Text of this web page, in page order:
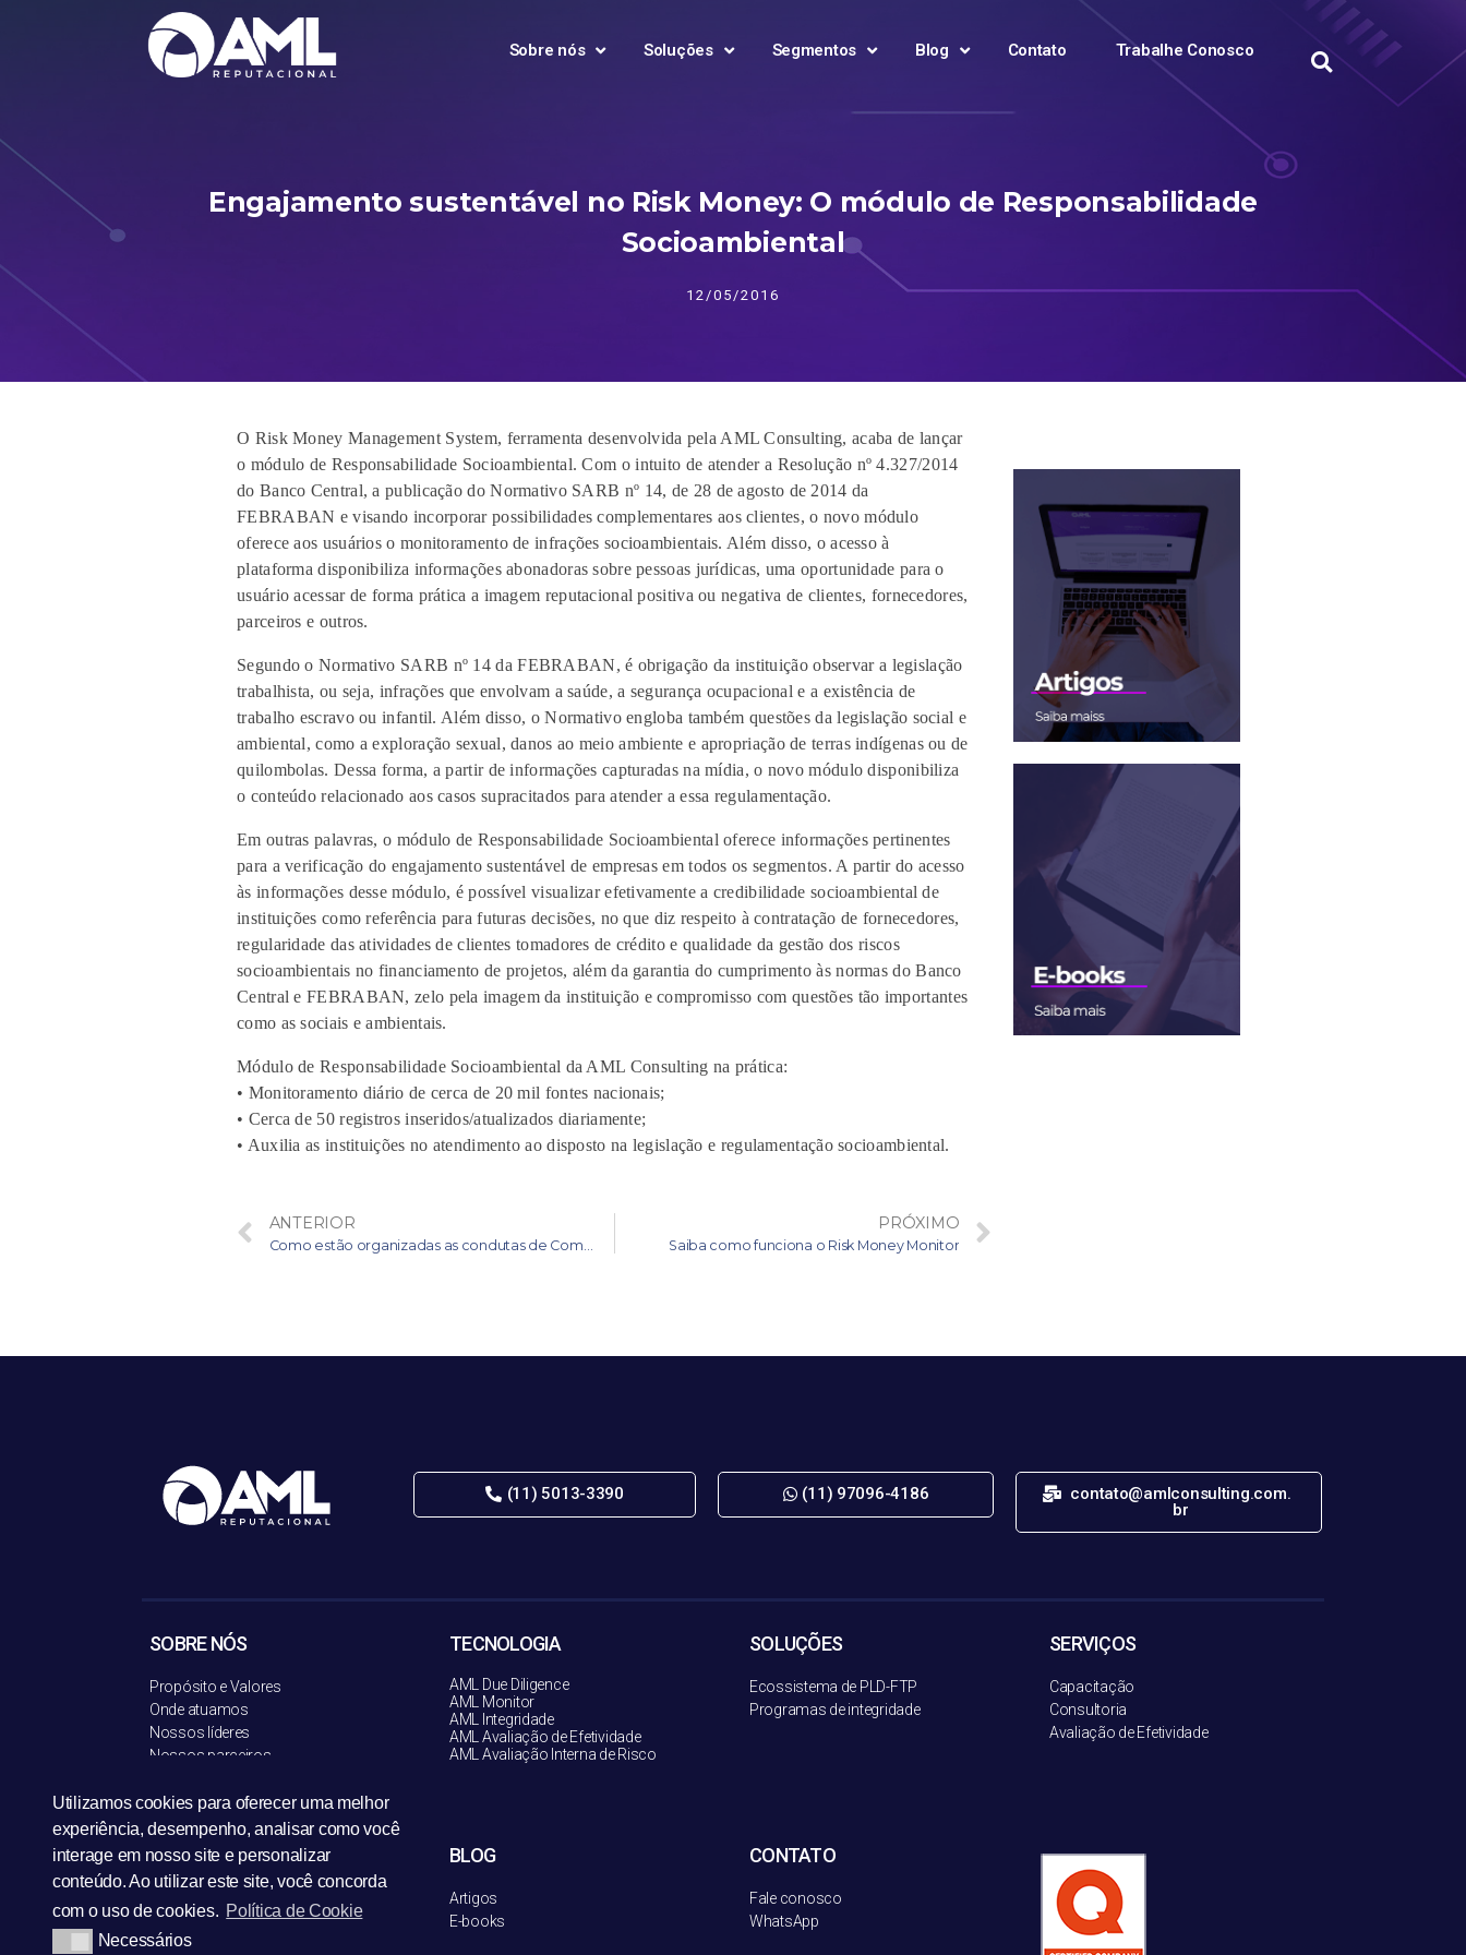
Utilizamos cookies para oferecer uma melhor
experiência, desempenho, analisar como você
interage em nosso site e personalizar
conteúdo. Ao utilizar este site, você concorda
com o uso de cookies. Política de Cookie
Necessários
Sobre nós Soluções Segmentos Blog Contato Trabalhe Conosco
Engajamento sustentável no Risk Money: O módulo de Responsabilidade
Socioambiental
12/05/2016
O Risk Money Management System, ferramenta desenvolvida pela AML Consulting, acaba de lançar
o módulo de Responsabilidade Socioambiental. Com o intuito de atender a Resolução nº 4.327/2014
do Banco Central, a publicação do Normativo SARB nº 14, de 28 de agosto de 2014 da
FEBRABAN e visando incorporar possibilidades complementares aos clientes, o novo módulo
oferece aos usuários o monitoramento de infrações socioambientais. Além disso, o acesso à
plataforma disponibiliza informações abonadoras sobre pessoas jurídicas, uma oportunidade para o
usuário acessar de forma prática a imagem reputacional positiva ou negativa de clientes, fornecedores,
parceiros e outros.
Segundo o Normativo SARB nº 14 da FEBRABAN, é obrigação da instituição observar a legislação
trabalhista, ou seja, infrações que envolvam a saúde, a segurança ocupacional e a existência de
trabalho escravo ou infantil. Além disso, o Normativo engloba também questões da legislação social e
ambiental, como a exploração sexual, danos ao meio ambiente e apropriação de terras indígenas ou de
quilombolas. Dessa forma, a partir de informações capturadas na mídia, o novo módulo disponibiliza
o conteúdo relacionado aos casos supracitados para atender a essa regulamentação.
Em outras palavras, o módulo de Responsabilidade Socioambiental oferece informações pertinentes
para a verificação do engajamento sustentável de empresas em todos os segmentos. A partir do acesso
às informações desse módulo, é possível visualizar efetivamente a credibilidade socioambiental de
instituições como referência para futuras decisões, no que diz respeito à contratação de fornecedores,
regularidade das atividades de clientes tomadores de crédito e qualidade da gestão dos riscos
socioambientais no financiamento de projetos, além da garantia do cumprimento às normas do Banco
Central e FEBRABAN, zelo pela imagem da instituição e compromisso com questões tão importantes
como as sociais e ambientais.
Módulo de Responsabilidade Socioambiental da AML Consulting na prática:
• Monitoramento diário de cerca de 20 mil fontes nacionais;
• Cerca de 50 registros inseridos/atualizados diariamente;
• Auxilia as instituições no atendimento ao disposto na legislação e regulamentação socioambiental.
ANTERIOR
Como estão organizadas as condutas de Compliance Ambiental da sua empresa?
PRÓXIMO
Saiba como funciona o Risk Money Monitor
(11) 5013-3390 (11) 97096-4186
contato@amlconsulting.com.
br
SOBRE NÓS
Propósito e Valores
Onde atuamos
Nossos líderes
Nossos parceiros
Termos de uso
TECNOLOGIA
AML Due Diligence
AML Monitor
AML Integridade
AML Avaliação de Efetividade
AML Avaliação Interna de Risco
SOLUÇÕES
Ecossistema de PLD-FTP
Programas de integridade
SERVIÇOS
Capacitação
Consultoria
Avaliação de Efetividade
SEGMENTOS
Financeiras
Meios de pagamento
BLOG
Artigos
E-books
CONTATO
Fale conosco
WhatsApp